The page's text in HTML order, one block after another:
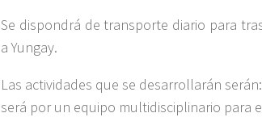
Se dispondrá de transporte diario para
a Yungay.
Las actividades que se desarrollarán
será por un equipo multidisciplinario para